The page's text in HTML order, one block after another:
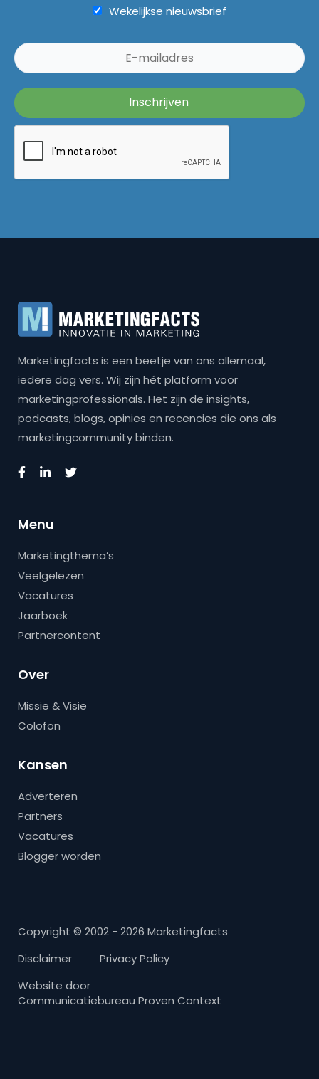
Wekelijkse nieuwsbrief
Marketingfacts is een beetje van ons allemaal,
iedere dag vers. Wij zijn hét platform voor
marketingprofessionals. Het zijn de insights,
podcasts, blogs, opinies en recencies die ons als
marketingcommunity binden.
Menu
Marketingthema’s
Veelgelezen
Vacatures
Jaarboek
Partnercontent
Over
Missie & Visie
Colofon
Kansen
Adverteren
Partners
Vacatures
Blogger worden
Copyright © 2002 - 2026 Marketingfacts
Disclaimer
Privacy Policy
Website door
Communicatiebureau Proven Context